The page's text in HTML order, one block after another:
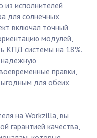
из исполнителей
для солнечных
включал точный
модулей,
КПД системы на 18%.
правки,
для обеих
на Workzilla, вы
гарантией качества,